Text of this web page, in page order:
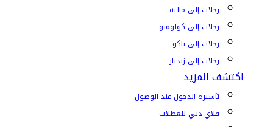
رحلات إلى ماليه
رحلات إلى كولومبو
رحلات إلى باكو
رحلات إلى زنجبار
اكتشف المزيد
تأشيرة الدخول عند الوصول
فلاي دبي للعطلات